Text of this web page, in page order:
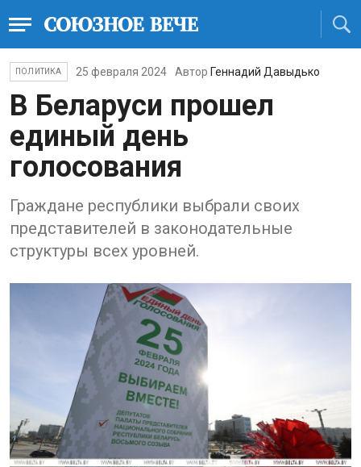
ПОЛИТИКА 25 февраля 2024 Автор Геннадий Давыдько
В Беларуси прошел
единый день
голосования
Граждане республики выбрали своих
представителей в законодательные
структуры всех уровней.